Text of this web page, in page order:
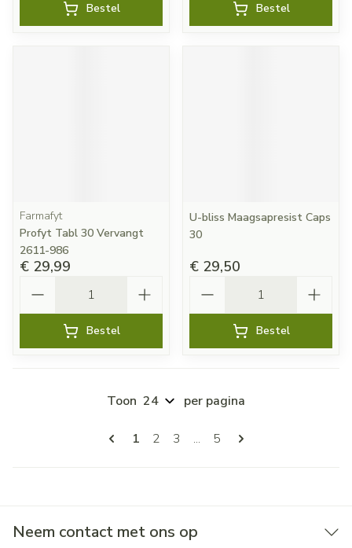
Bestel Bestel
Farmafyt
Profyt Tabl 30 Vervangt
2611-986
€ 29,99
Bestel
U-bliss Maagsapresist Caps
30
€ 29,50
Bestel
Pagina's
U lees momenteel pagina
1 Pagina
2 Pagina
3 ... Pagina
5
Toon per pagina
Neem contact met ons op